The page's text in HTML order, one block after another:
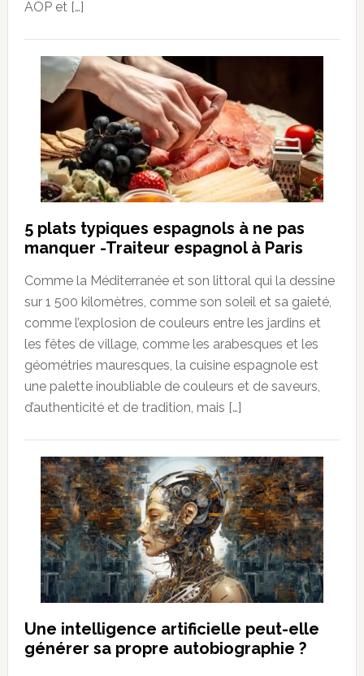
AOP et […]
5 plats typiques espagnols à ne pas
manquer -Traiteur espagnol à Paris
Comme la Méditerranée et son littoral qui la dessine
sur 1 500 kilomètres, comme son soleil et sa gaieté,
comme l’explosion de couleurs entre les jardins et
les fêtes de village, comme les arabesques et les
géométries mauresques, la cuisine espagnole est
une palette inoubliable de couleurs et de saveurs,
d’authenticité et de tradition, mais […]
Une intelligence artificielle peut-elle
générer sa propre autobiographie ?